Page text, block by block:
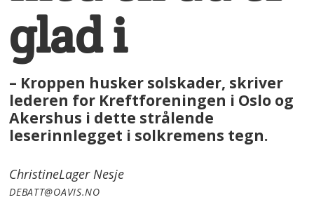
glad i
– Kroppen husker solskader, skriver
lederen for Kreftforeningen i Oslo og
Akershus i dette strålende
leserinnlegget i solkremens tegn.
ChristineLager Nesje
DEBATT@OAVIS.NO